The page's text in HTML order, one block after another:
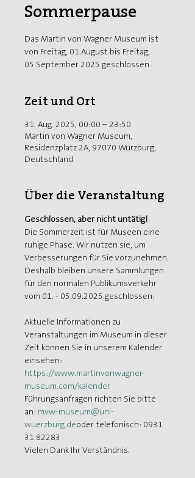
Sommerpause
Das Martin von Wagner Museum ist
von Freitag, 01.August bis Freitag,
05.September 2025 geschlossen
Zeit und Ort
31. Aug. 2025, 00:00 – 23:50
Martin von Wagner Museum,
Residenzplatz 2A, 97070 Würzburg,
Deutschland
Über die Veranstaltung
Geschlossen, aber nicht untätig!
Die Sommerzeit ist für Museen eine
ruhige Phase. Wir nutzen sie, um
Verbesserungen für Sie vorzunehmen.
Deshalb bleiben unsere Sammlungen
für den normalen Publikumsverkehr
vom 01. - 05.09.2025 geschlossen:
Aktuelle Informationen zu
Veranstaltungen im Museum in dieser
Zeit können Sie in unserem Kalender
einsehen:
https://www.martinvonwagner-
museum.com/kalender
Führungsanfragen richten Sie bitte
an: mvw-museum@uni-
wuerzburg.deoder telefonisch: 0931
31 82283
Vielen Dank Ihr Verständnis.